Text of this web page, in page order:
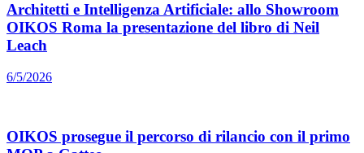
Architetti e Intelligenza Artificiale: allo Showroom
OIKOS Roma la presentazione del libro di Neil
Leach
6/5/2026
OIKOS prosegue il percorso di rilancio con il primo